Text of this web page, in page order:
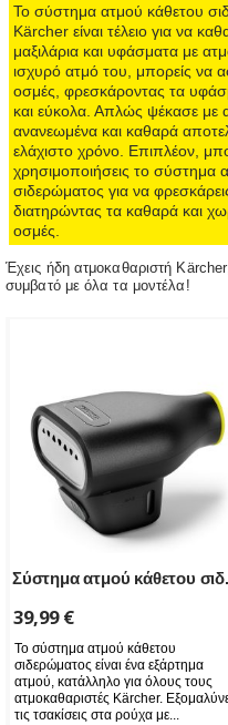
Το σύστημα ατμού κάθετου
Kärcher είναι τέλειο για να
μαξιλάρια και υφάσματα με
ισχυρό ατμό του, μπορείς να
οσμές, φρεσκάροντας τα
και εύκολα. Απλώς ψέκασε με
ανανεωμένα και καθαρά
ελάχιστο χρόνο. Επιπλέον,
χρησιμοποιήσεις το σύστημα
σιδερώματος για να
διατηρώντας τα καθαρά και
οσμές.
Έχεις ήδη ατμοκαθαριστή
συμβατό με όλα τα μοντέλα!
Σύστημα ατμού κάθετου
39,99€
Το σύστημα ατμού κάθετου
σιδερώματος είναι ένα εξάρτημα
ατμού, κατάλληλο για όλους τους
ατμοκαθαριστές Kärcher.
τις τσακίσεις στα ρούχα με...